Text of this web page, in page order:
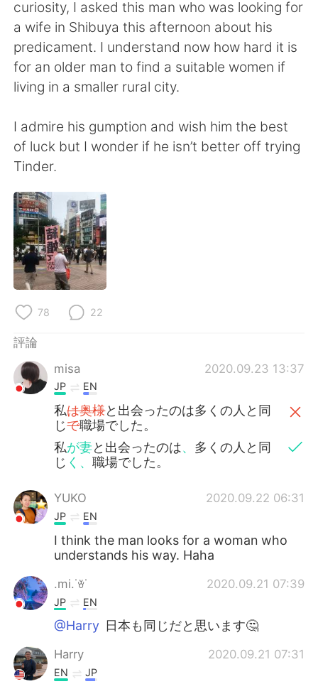
curiosity, I asked this man who was looking for
a wife in Shibuya this afternoon about his
predicament. I understand now how hard it is
for an older man to find a suitable women if
living in a smaller rural city.
I admire his gumption and wish him the best
of luck but I wonder if he isn’t better off trying
Tinder.
78 22
評論
misa
2020.09.23 13:37
JP EN
私は奥様と出会ったのは多くの人と同
じで職場でした。
私が妻と出会ったのは、 多くの人と同
じ く、職場でした。
YUKO 2020.09.22 06:31
JP EN
I think the man looks for a woman who
understands his way. Haha
.mi.˙ꈊ˙ 2020.09.21 07:39
JP EN
@Harry 日本も同じだと思います🤔
Harry 2020.09.21 07:31
EN JP